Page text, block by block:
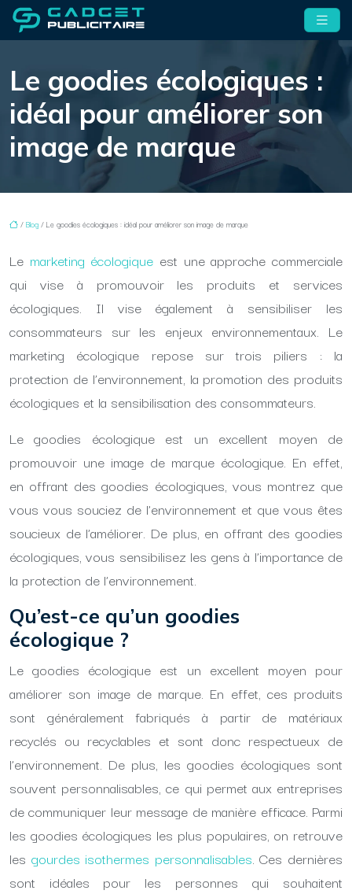
Le goodies écologiques :
idéal pour améliorer son
image de marque
/ Blog / Le goodies écologiques : idéal pour améliorer son image de marque
Le marketing écologique est une approche commerciale
qui vise à promouvoir les produits et services
écologiques. Il vise également à sensibiliser les
consommateurs sur les enjeux environnementaux. Le
marketing écologique repose sur trois piliers : la
protection de l’environnement, la promotion des produits
écologiques et la sensibilisation des consommateurs.
Le goodies écologique est un excellent moyen de
promouvoir une image de marque écologique. En effet,
en offrant des goodies écologiques, vous montrez que
vous vous souciez de l’environnement et que vous êtes
soucieux de l’améliorer. De plus, en offrant des goodies
écologiques, vous sensibilisez les gens à l’importance de
la protection de l’environnement.
Qu’est-ce qu’un goodies
écologique ?
Le goodies écologique est un excellent moyen pour
améliorer son image de marque. En effet, ces produits
sont généralement fabriqués à partir de matériaux
recyclés ou recyclables et sont donc respectueux de
l’environnement. De plus, les goodies écologiques sont
souvent personnalisables, ce qui permet aux entreprises
de communiquer leur message de manière efficace. Parmi
les goodies écologiques les plus populaires, on retrouve
les gourdes isothermes personnalisables. Ces dernières
sont idéales pour les personnes qui souhaitent